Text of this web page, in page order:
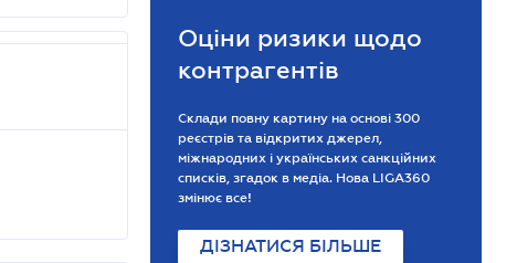
Оціни ризики щодо
контрагентів
Склади повну картину на основі 300
реєстрів та відкритих джерел,
міжнародних і українських санкційних
списків, згадок в медіа. Нова LIGA360
змінює все!
ДІЗНАТИСЯ БІЛЬШЕ